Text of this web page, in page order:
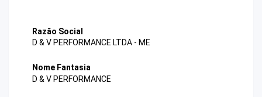
Razão Social
D & V PERFORMANCE LTDA - ME
Nome Fantasia
D & V PERFORMANCE